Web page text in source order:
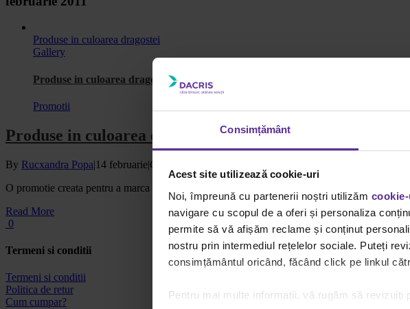
Consimțământ
Acest site utilizează cookie-uri
Noi, împreună cu partenerii noștri utilizăm
navigare cu scopul de a oferi și personaliza
permite să vă afișăm reclame și conținut
nostru prin intermediul rețelelor sociale. Puteți
consimțământul oricând, făcând click pe linkul
Pentru mai multe informații, vă rugăm să revizuiți
Produse in culoarea dragostei
Gallery
Produse in culoarea dragostei
Promotii
Produse in culoarea dragostei
By Rucxandra Popa|14 februarie|Categories:
O promotie creata pentru a marca ziua de azi, 14
Read More
0
Termeni si conditii
Termeni si conditii
Politica de retur
Cum cumpar?